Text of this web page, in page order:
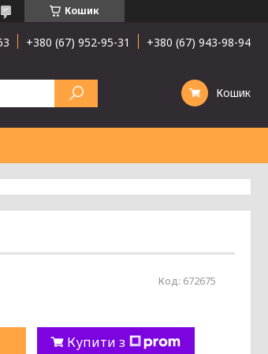
Кошик
+380 (67) 952-95-31 +380 (67) 943-98-94
Кошик
Код: 672675
Купити з